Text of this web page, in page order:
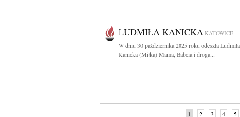
LUDMIŁA KANICKA KATOWICE
W dniu 30 października 2025 roku odeszła Ludmiła
Kanicka (Miłka) Mama, Babcia i droga...
1 2 3 4 5